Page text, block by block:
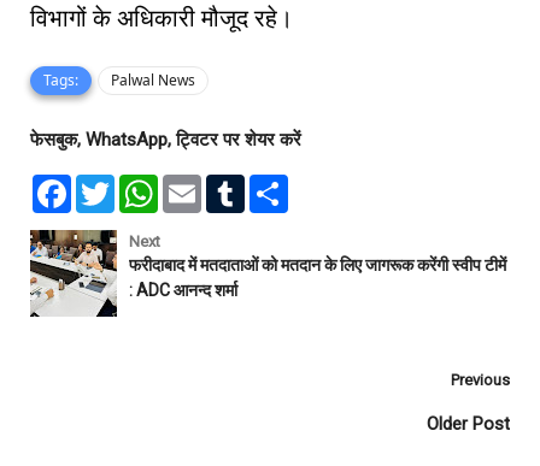
विभागों के अधिकारी मौजूद रहे।
Tags: Palwal News
फेसबुक, WhatsApp, ट्विटर पर शेयर करें
F
e
b
o
o
k
T
w
t
t
e
r
W
t
s
A
p
E
l
T
l
e
Next
फरीदाबाद में मतदाताओं को मतदान के लिए जागरूक करेंगी स्वीप टीमें
: ADC आनन्द शर्मा
Previous
Older Post